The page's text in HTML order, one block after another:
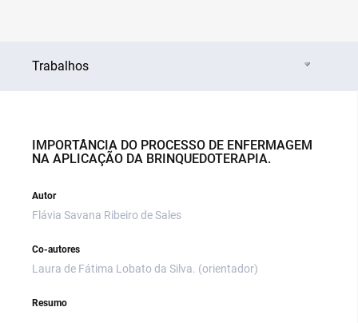
Trabalhos
IMPORTÂNCIA DO PROCESSO DE ENFERMAGEM
NA APLICAÇÃO DA BRINQUEDOTERAPIA.
Autor
Flávia Savana Ribeiro de Sales
Co-autores
Laura de Fátima Lobato da Silva. (orientador)
Resumo